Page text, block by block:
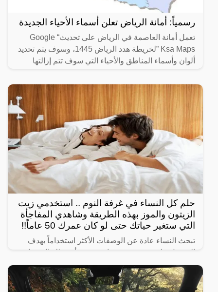
رسمياً: أمانة الرياض تعلن أسماء الأحياء الجديدة
تعمل أمانة العاصمة في الرياض على تحديث“ Google
Ksa Maps ”لخريطة هدد الرياض 1445، وسوف يتم تحديد
ألوان وأسماء المناطق والأحياء التي سوف تتم إزالتها
حلم كل النساء في غرفة النوم .. استخدمي زيت
الزيتون والموز بهذه الطريقة وشاهدي المفاجأة
التي ستغير حياتك حتى لو كان عمرك 50 عاماً!!
تبحث النساء عادة عن الوصفات الأكثر استخداماً بهدف
الحصول على شعر صحي وناعم، ومن أبرز تلك الوصفات
الخاصة بالبشرة والجسم للحصول على أفضل نتيجة خلال
فترة قصيرة،